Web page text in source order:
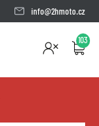
info@2hmoto.cz
103